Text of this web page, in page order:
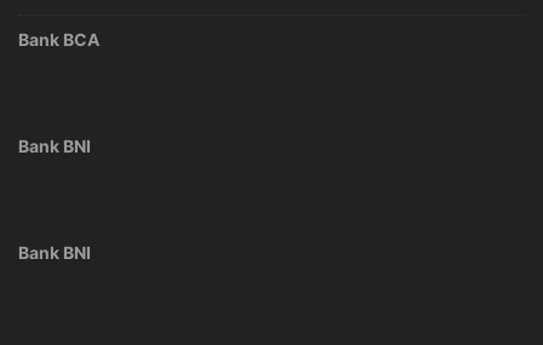
Bank BCA
Bank BNI
Bank BNI